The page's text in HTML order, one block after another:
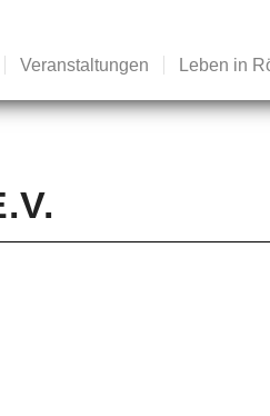
Veranstaltungen Leben in